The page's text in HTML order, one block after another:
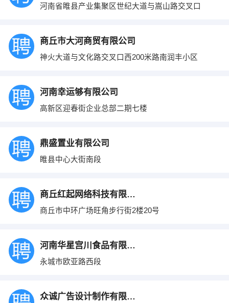
河南省睢县产业集聚区世纪大道与嵩山路交叉口
商丘市大河商贸有限公司
神火大道与文化路交叉口西200米路南润丰小区
河南幸运够有限公司
高新区迎春街企业总部二期七楼
鼎盛置业有限公司
睢县中心大街南段
商丘红起网络科技有限公司
商丘市中环广场旺角步行街2楼20号
河南华星宫川食品有限公司
永城市欧亚路西段
众诚广告设计制作有限公司